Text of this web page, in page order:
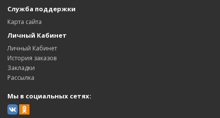
Служба поддержки
Карта сайта
Личный Кабинет
Личный Кабинет
История заказов
Закладки
Рассылка
Мы в социальных сетях: